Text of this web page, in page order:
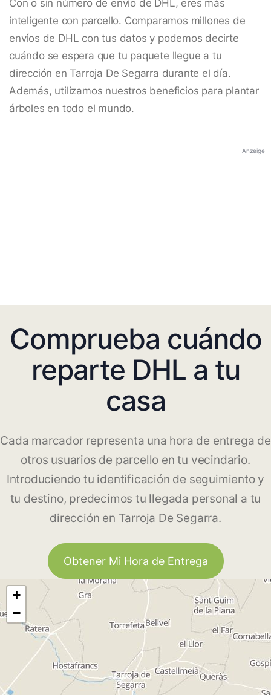
Con o sin número de envío de DHL, eres más
inteligente con parcello. Comparamos millones de
envíos de DHL con tus datos y podemos decirte
cuándo se espera que tu paquete llegue a tu
dirección en Tarroja De Segarra durante el día.
Además, utilizamos nuestros beneficios para plantar
árboles en todo el mundo.
Anzeige
Comprueba cuándo
reparte DHL a tu
casa
Cada marcador representa una hora de entrega de
otros usuarios de parcello en tu vecindario.
Introduciendo tu identificación de seguimiento y
tu destino, predecimos tu llegada personal a tu
dirección en Tarroja De Segarra.
Obtener Mi Hora de Entrega
+
−